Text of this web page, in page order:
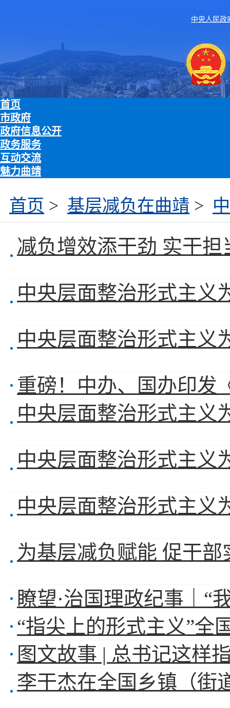
中央人民政
首页
市政府
政府信息公开
政务服务
互动交流
魅力曲靖
首页 > 基层减负在曲靖 >
重磅！中办、国办印发
瞭望·治国理政纪事｜“
“指尖上的形式主义”全
图文故事 | 总书记这样